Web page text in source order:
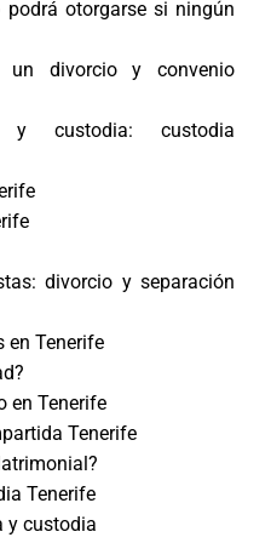
otorgarse si ningún
un divorcio y convenio
y custodia: custodia
divorcio y separación
en Tenerife
en Tenerife
Tenerife
Tenerife
y custodia